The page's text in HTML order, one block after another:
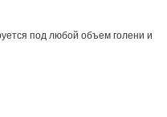
под любой объем голени и